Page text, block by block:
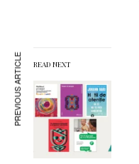
READ NEXT
PREVIOUS ARTICLE